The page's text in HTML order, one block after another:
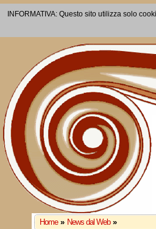
INFORMATIVA: Questo sito utilizza solo
Home » News dal Web »